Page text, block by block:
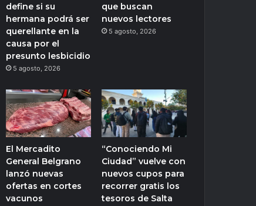
define si su
hermana podrá ser
querellante en la
causa por el
presunto lesbicidio
5 agosto, 2026
que buscan
nuevos lectores
5 agosto, 2026
El Mercadito
General Belgrano
lanzó nuevas
ofertas en cortes
vacunos
“Conociendo Mi
Ciudad” vuelve con
nuevos cupos para
recorrer gratis los
tesoros de Salta